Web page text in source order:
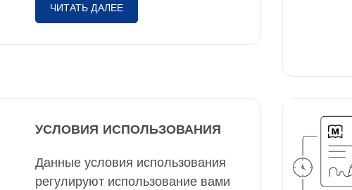
ЧИТАТЬ ДАЛЕЕ
УСЛОВИЯ ИСПОЛЬЗОВАНИЯ
Данные условия использования
регулируют использование вами